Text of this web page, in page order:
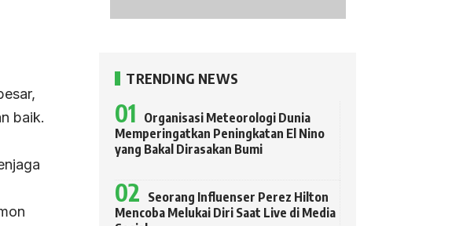
baik.
TRENDING NEWS
Organisasi Meteorologi Dunia
Memperingatkan Peningkatan El Nino
yang Bakal Dirasakan Bumi
Seorang Influenser Perez Hilton
Mencoba Melukai Diri Saat Live di Media